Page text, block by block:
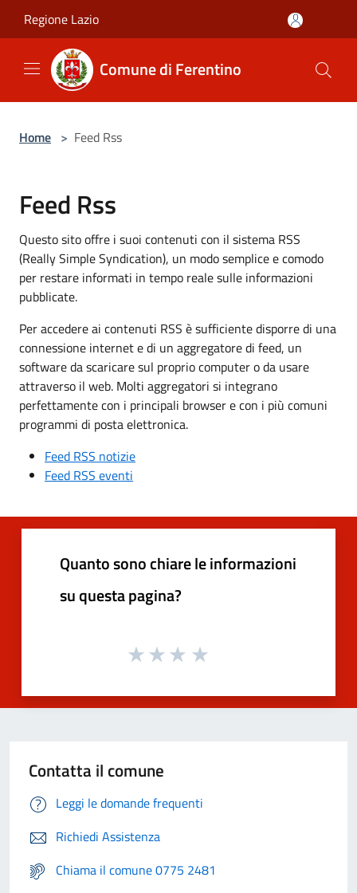
Regione Lazio
Comune di Ferentino
Home > Feed Rss
Feed Rss
Questo sito offre i suoi contenuti con il sistema RSS
(Really Simple Syndication), un modo semplice e comodo
per restare informati in tempo reale sulle informazioni
pubblicate.
Per accedere ai contenuti RSS è sufficiente disporre di una
connessione internet e di un aggregatore di feed, un
software da scaricare sul proprio computer o da usare
attraverso il web. Molti aggregatori si integrano
perfettamente con i principali browser e con i più comuni
programmi di posta elettronica.
Feed RSS notizie
Feed RSS eventi
Quanto sono chiare le informazioni
su questa pagina?
Contatta il comune
Leggi le domande frequenti
Richiedi Assistenza
Chiama il comune 0775 2481